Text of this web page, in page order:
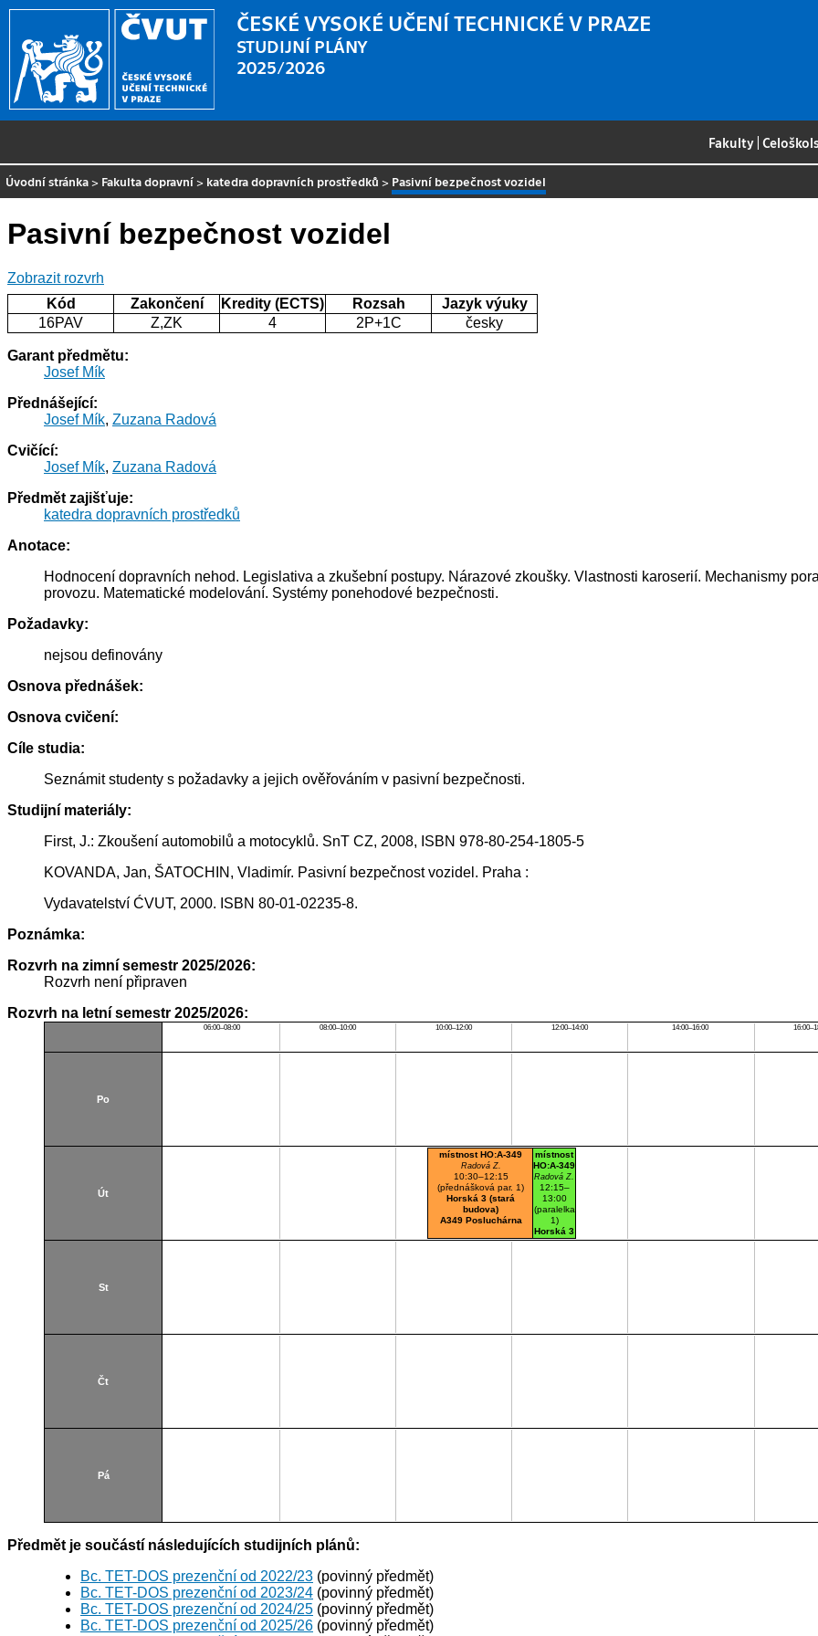
ČESKÉ VYSOKÉ UČENÍ TECHNICKÉ V PRAZE
STUDIJNÍ PLÁNY
2025/2026
Fakulty |
Úvodní stránka > Fakulta dopravní > katedra dopravních prostředků > Pasivní bezpečnost vozidel
Pasivní bezpečnost vozidel
Zobrazit rozvrh
Kód
Zakončení Kredity (ECTS) Rozsah
Jazyk výuky
16PAV
Z,ZK 4 2P+1C česky
Garant předmětu:
Josef Mík
Přednášející:
Josef Mík, Zuzana Radová
Cvičící:
Josef Mík, Zuzana Radová
Předmět zajišťuje:
katedra dopravních prostředků
Anotace:
Hodnocení dopravních nehod. Legislativa a zkušební postupy. Nárazové zkoušky. Vlastnosti karoserií. Mechanismy
provozu. Matematické modelování. Systémy ponehodové bezpečnosti.
Požadavky:
nejsou definovány
Osnova přednášek:
Osnova cvičení:
Cíle studia:
Seznámit studenty s požadavky a jejich ověřováním v pasivní bezpečnosti.
Studijní materiály:
First, J.: Zkoušení automobilů a motocyklů. SnT CZ, 2008, ISBN 978-80-254-1805-5
KOVANDA, Jan, ŠATOCHIN, Vladimír. Pasivní bezpečnost vozidel. Praha :
Vydavatelství ĆVUT, 2000. ISBN 80-01-02235-8.
Poznámka:
Rozvrh na zimní semestr 2025/2026:
Rozvrh není připraven
Rozvrh na letní semestr 2025/2026:
06:00–08:00 08:00–10:00 10:00–12:00 12:00–14:00 14:00–16:00
Po
Út
místnost HO:A-349
Radová Z.
10:30–12:15
(přednášková par. 1)
Horská 3 (stará
budova)
A349 Posluchárna
místnost
HO:A-349
Radová Z.
12:15–
13:00
(paralelka
1)
Horská 3
(stará
St
Čt
Pá
Předmět je součástí následujících studijních plánů:
Bc. TET-DOS prezenční od 2022/23 (povinný předmět)
Bc. TET-DOS prezenční od 2023/24 (povinný předmět)
Bc. TET-DOS prezenční od 2024/25 (povinný předmět)
Bc. TET-DOS prezenční od 2025/26 (povinný předmět)